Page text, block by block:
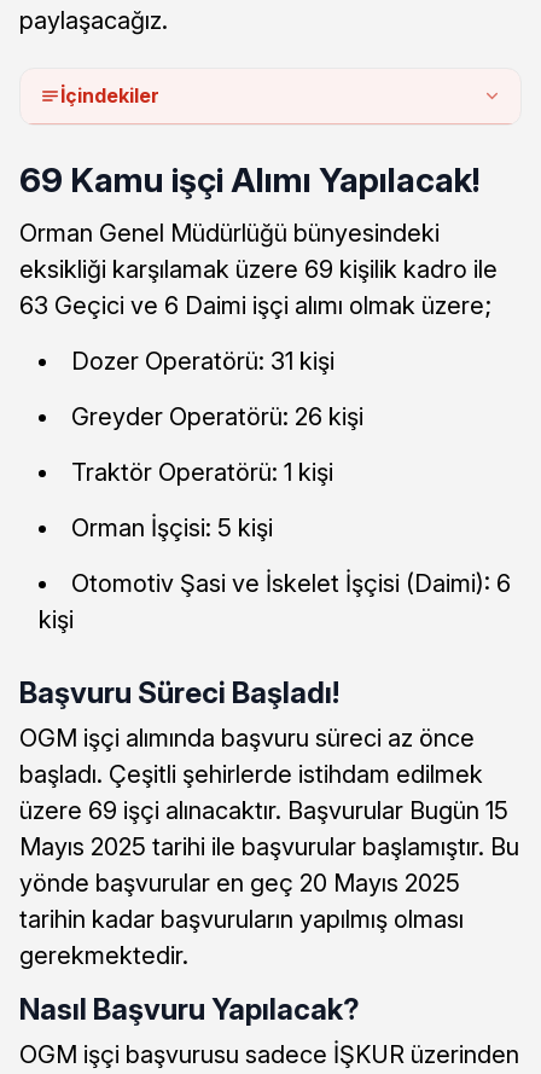
paylaşacağız.
İçindekiler
69 Kamu işçi Alımı Yapılacak!
Orman Genel Müdürlüğü bünyesindeki
eksikliği karşılamak üzere 69 kişilik kadro ile
63 Geçici ve 6 Daimi işçi alımı olmak üzere;
Dozer Operatörü: 31 kişi
Greyder Operatörü: 26 kişi
Traktör Operatörü: 1 kişi
Orman İşçisi: 5 kişi
Otomotiv Şasi ve İskelet İşçisi (Daimi): 6
kişi
Başvuru Süreci Başladı!
OGM işçi alımında başvuru süreci az önce
başladı. Çeşitli şehirlerde istihdam edilmek
üzere 69 işçi alınacaktır. Başvurular Bugün 15
Mayıs 2025 tarihi ile başvurular başlamıştır. Bu
yönde başvurular en geç 20 Mayıs 2025
tarihin kadar başvuruların yapılmış olması
gerekmektedir.
Nasıl Başvuru Yapılacak?
OGM işçi başvurusu sadece İŞKUR üzerinden